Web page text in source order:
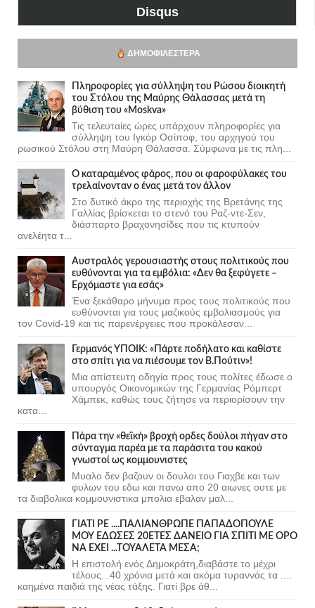
Disqus
ΔΗΜΟΦΙΛΈΣΤΕΡΑ
Πληροφορίες για σύλληψη του Ρώσου διοικητή
του Στόλου της Mαύρης Θάλασσας μετά τη
βύθιση του «Moskva»
Τις τελευταίες ώρες υπάρχουν πληροφορίες για
σύλληψη του Ιγκόρ Οσίποφ, του αρχηγού του
ρωσικού Στόλου στη Μαύρη Θάλασσα. Σύμφωνα με τις πλη...
Ο καταραμένος φάρος, που οι φαροφύλακες του
τρελαίνονταν ο ένας μετά τον άλλον
Στο δυτικό άκρο της περιοχής της Βρετάνης της
Γαλλίας βρίσκεται το στενό του Ραζ-ντε-Σεν,
διάσπαρτο βραχονησίδες που τις κτυπούν
ανελέητα τ...
Αυστραλός γερουσιαστής στους πολιτικούς που
ευθύνονται για τα εμβόλια: «Δεν θα ξεφύγετε –
Ερχόμαστε για εσάς»
Ένα ξεκάθαρο μήνυμα προς τους πολιτικούς που
ευθύνονται για τους μαζικούς εμβολιασμούς για
τον Covid-19 και τις παρενέργειες που προκάλεσαν...
Γερμανός ΥΠΟΙΚ: «Πάρτε ποδήλατο και καθίστε
στο σπίτι για να πιέσουμε τον Β.Πούτιν»!
Μια απίστευτη οδηγία προς τους πολίτες έδωσε ο
υπουργός Οικονομικών της Γερμανίας Ρόμπερτ
Χάμπεκ, καθώς τους ζήτησε να περιορίσουν την
κατα...
Πάρα την «θεϊκή» βροχή ορδες δούλοι πήγαν στο
σύνταγμα παρέα με τα παράσιτα του κακού
γνωστοί ως κομμουνιστες
Μυαλο δεν βαζουν οι δουλοι του Γιαχβε και των
φυλων του εδω και πανω απο 20 αιωνες ουτε με
τα διαβολικα κομμουνιστικα μπολια εβαλαν μαλ...
ΓΙΑΤΙ ΡΕ ....ΠΑΛΙΑΝΘΡΩΠΕ ΠΑΠΑΔΟΠΟΥΛΕ
ΜΟΥ ΕΔΩΣΕΣ 20ΕΤΕΣ ΔΑΝΕΙΟ ΓΙΑ ΣΠΙΤΙ ΜΕ ΟΡΟ
ΝΑ ΕΧΕΙ ...ΤΟΥΑΛΕΤΑ ΜΕΣΑ;
Η επιστολή ενός Δημοκράτη,διαβάστε το μέχρι
τέλους...40 χρόνια μετά και ακόμα τυραννάς τα ....
καημένα παιδιά της νέας τάξης. Γιατί βρε άθ...